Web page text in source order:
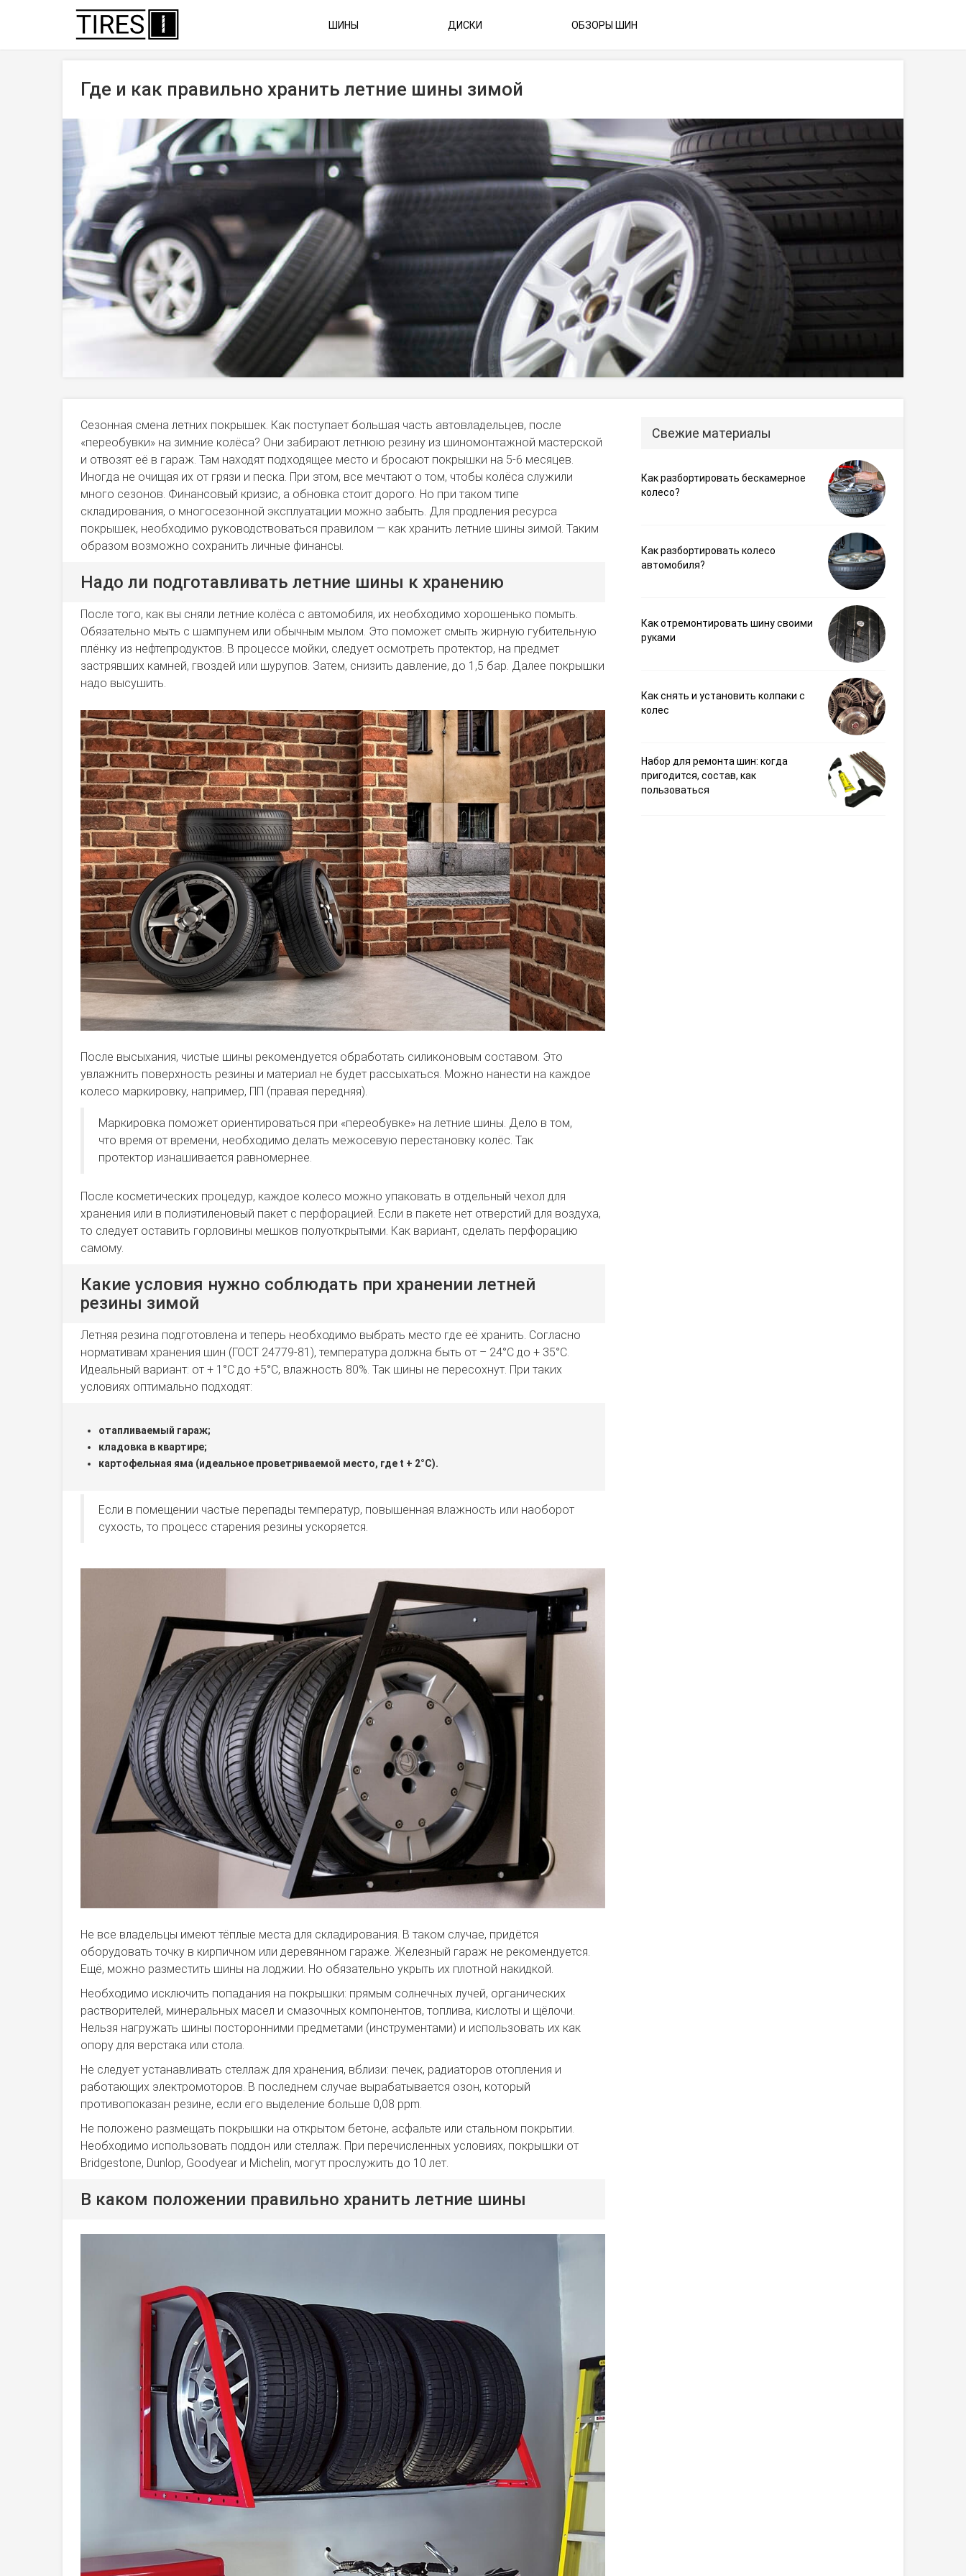
ШИНЫ ДИСКИ ОБЗОРЫ ШИН
Где и как правильно хранить летние шины зимой
Сезонная смена летних покрышек. Как поступает большая часть автовладельцев, после
«переобувки» на зимние колёса? Они забирают летнюю резину из шиномонтажной мастерской
и отвозят её в гараж. Там находят подходящее место и бросают покрышки на 5-6 месяцев.
Иногда не очищая их от грязи и песка. При этом, все мечтают о том, чтобы колёса служили
много сезонов. Финансовый кризис, а обновка стоит дорого. Но при таком типе
складирования, о многосезонной эксплуатации можно забыть. Для продления ресурса
покрышек, необходимо руководствоваться правилом — как хранить летние шины зимой. Таким
образом возможно сохранить личные финансы.
Надо ли подготавливать летние шины к хранению
После того, как вы сняли летние колёса с автомобиля, их необходимо хорошенько помыть.
Обязательно мыть с шампунем или обычным мылом. Это поможет смыть жирную губительную
плёнку из нефтепродуктов. В процессе мойки, следует осмотреть протектор, на предмет
застрявших камней, гвоздей или шурупов. Затем, снизить давление, до 1,5 бар. Далее покрышки
надо высушить.
После высыхания, чистые шины рекомендуется обработать силиконовым составом. Это
увлажнить поверхность резины и материал не будет рассыхаться. Можно нанести на каждое
колесо маркировку, например, ПП (правая передняя).
Маркировка поможет ориентироваться при «переобувке» на летние шины. Дело в том,
что время от времени, необходимо делать межосевую перестановку колёс. Так
протектор изнашивается равномернее.
После косметических процедур, каждое колесо можно упаковать в отдельный чехол для
хранения или в полиэтиленовый пакет с перфорацией. Если в пакете нет отверстий для воздуха,
то следует оставить горловины мешков полуоткрытыми. Как вариант, сделать перфорацию
самому.
Какие условия нужно соблюдать при хранении летней
резины зимой
Летняя резина подготовлена и теперь необходимо выбрать место где её хранить. Согласно
нормативам хранения шин (ГОСТ 24779-81), температура должна быть от – 24°C до + 35°C.
Идеальный вариант: от + 1°C до +5°C, влажность 80%. Так шины не пересохнут. При таких
условиях оптимально подходят:
отапливаемый гараж;
кладовка в квартире;
картофельная яма (идеальное проветриваемой место, где t + 2°C).
Если в помещении частые перепады температур, повышенная влажность или наоборот
сухость, то процесс старения резины ускоряется.
Не все владельцы имеют тёплые места для складирования. В таком случае, придётся
оборудовать точку в кирпичном или деревянном гараже. Железный гараж не рекомендуется.
Ещё, можно разместить шины на лоджии. Но обязательно укрыть их плотной накидкой.
Необходимо исключить попадания на покрышки: прямым солнечных лучей, органических
растворителей, минеральных масел и смазочных компонентов, топлива, кислоты и щёлочи.
Нельзя нагружать шины посторонними предметами (инструментами) и использовать их как
опору для верстака или стола.
Не следует устанавливать стеллаж для хранения, вблизи: печек, радиаторов отопления и
работающих электромоторов. В последнем случае вырабатывается озон, который
противопоказан резине, если его выделение больше 0,08 ppm.
Не положено размещать покрышки на открытом бетоне, асфальте или стальном покрытии.
Необходимо использовать поддон или стеллаж. При перечисленных условиях, покрышки от
Bridgestone, Dunlop, Goodyear и Michelin, могут прослужить до 10 лет.
В каком положении правильно хранить летние шины
Свежие материалы
Как разбортировать бескамерное
колесо?
Как разбортировать колесо
автомобиля?
Как отремонтировать шину своими
руками
Как снять и установить колпаки с
колес
Набор для ремонта шин: когда
пригодится, состав, как
пользоваться